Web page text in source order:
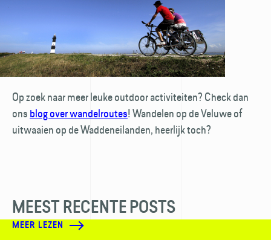
Op zoek naar meer leuke outdoor activiteiten? Check dan
ons blog over wandelroutes! Wandelen op de Veluwe of
uitwaaien op de Waddeneilanden, heerlijk toch?
MEEST RECENTE POSTS
MEER LEZEN